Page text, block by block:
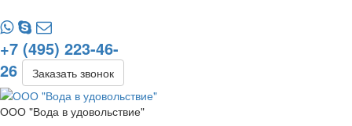
+7 (495) 223-46-
26
Заказать звонок
ООО "Вода в удовольствие"